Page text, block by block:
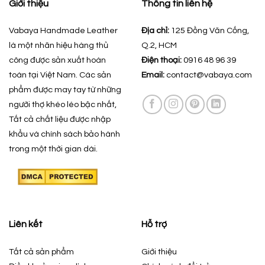
Giới thiệu
Vabaya Handmade Leather
là một nhãn hiệu hàng thủ
công được sản xuất hoàn
toàn tại Việt Nam. Các sản
phẩm được may tay từ những
người thợ khéo léo bậc nhất,
Tất cả chất liệu được nhập
khẩu và chính sách bảo hành
trong một thời gian dài.
Thông tin liên hệ
Địa chỉ: 125 Đồng Văn Cống,
Q.2, HCM
Điện thoại: 0916 48 96 39
Email: contact@vabaya.com
Liên kết
Tất cả sản phẩm
Hỗ trợ
Giới thiệu